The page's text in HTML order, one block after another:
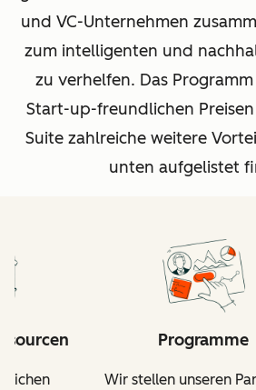
und VC-Unternehmen
zum intelligenten und
zu verhelfen. Das
Start-up-freundlichen
Suite zahlreiche weitere
unten aufgelistet
Programme
Wir stellen unseren